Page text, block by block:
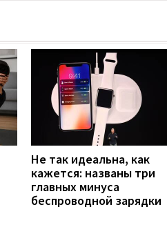
Не так идеальна, как
кажется: названы три
главных минуса
беспроводной зарядки